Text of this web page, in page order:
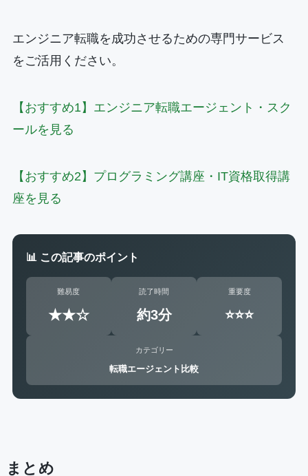
エンジニア転職を成功させるための専門サービス
をご活用ください。
【おすすめ1】エンジニア転職エージェント・スク
ールを見る
【おすすめ2】プログラミング講座・IT資格取得講
座を見る
📊 この記事のポイント
難易度
★★☆
読了時間
約3分
重要度
⭐⭐⭐
カテゴリー
転職エージェント比較
まとめ